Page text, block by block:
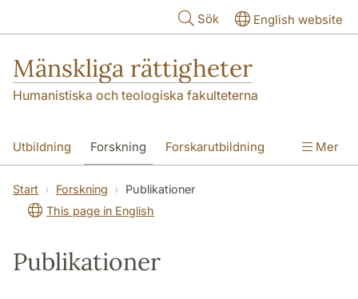
Sök English website
Mänskliga rättigheter
Humanistiska och teologiska fakulteterna
Utbildning Forskning Forskarutbildning
Kontakt Om oss
Mer
Start Forskning
Publikationer
This page in English
Publikationer